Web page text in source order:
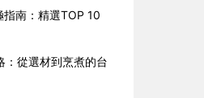
南：精選TOP 10
：從選材到烹煮的台